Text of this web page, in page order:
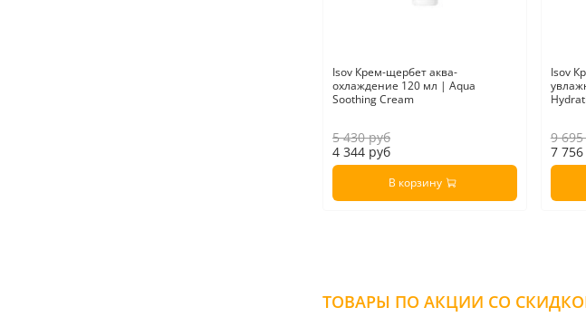
Isov Крем-щербет аква-
охлаждение 120 мл | Aqua
Soothing Cream
5 430 руб
4 344 руб
В корзину
Isov
9
7